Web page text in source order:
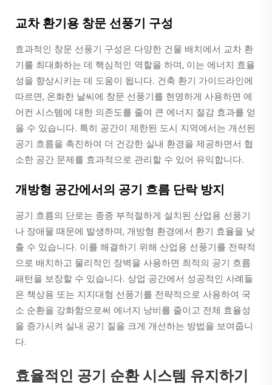
교차 환기용 창문 선풍기 구성
효과적인 창문 선풍기 구성은 다양한 건물 배치에서 교차 환
기를 최대화하는 데 핵심적인 역할을 하며, 이는 에너지 효율
성을 향상시키는 데 도움이 됩니다. 건축 환기 가이드라인에
따르면, 온화한 날씨에 창문 선풍기를 현명하게 사용하면 에
어컨 시스템에 대한 의존도를 줄여 큰 에너지 절감 효과를 얻
을 수 있습니다. 특히 공간이 제한된 도시 지역에서는 개선된
공기 흐름을 촉진하여 더 건강한 실내 환경을 제공하면서 협
소한 공간 문제를 효과적으로 관리할 수 있어 유익합니다.
개방형 공간에서의 공기 흐름 단락 방지
공기 흐름의 단로는 종종 부적절하게 설치된 산업용 선풍기
나 장애물 때문에 발생하며, 개방형 환경에서 환기 효율을 낮
출 수 있습니다. 이를 해결하기 위해 산업용 선풍기를 전략적
으로 배치하고 물리적인 장벽을 사용하면 최적의 공기 흐름
패턴을 보장할 수 있습니다. 상업 공간에서 성공적인 사례들
은 책상용 또는 지지대형 선풍기를 전략적으로 사용하여 국
소 순환을 강화함으로써 에너지 낭비를 줄이고 전체 효율성
을 증가시켜 실내 공기 질을 크게 개선하는 방법을 보여줍니
다.
효율적인 공기 순환 시스템 유지하기